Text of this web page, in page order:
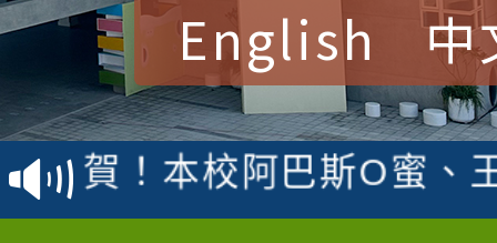
English 中
賀！本校參加桃園市中
賽 洪綺君教師榮獲社
名
賀！本校阿巴斯O蜜、
倩參加桃園市科展 國
賀！本校四年二班張O